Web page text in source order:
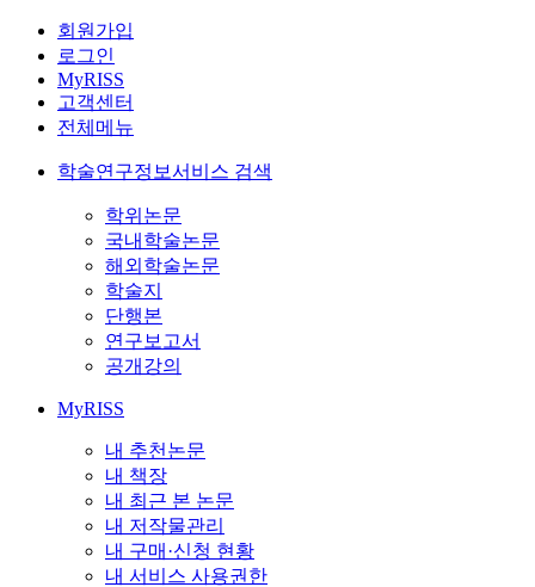
회원가입
로그인
MyRISS
고객센터
전체메뉴
학술연구정보서비스 검색
학위논문
국내학술논문
해외학술논문
학술지
단행본
연구보고서
공개강의
MyRISS
내 추천논문
내 책장
내 최근 본 논문
내 저작물관리
내 구매·신청 현황
내 서비스 사용권한